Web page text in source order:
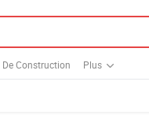
Construction Plus